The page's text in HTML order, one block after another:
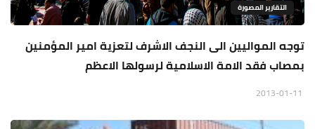
التقارير المصورة
توجه المواليين الى النجف الاشرف لتعزية امير المؤمنين
بمصاب فقد الامة الاسلامية لرسولها الاعظم